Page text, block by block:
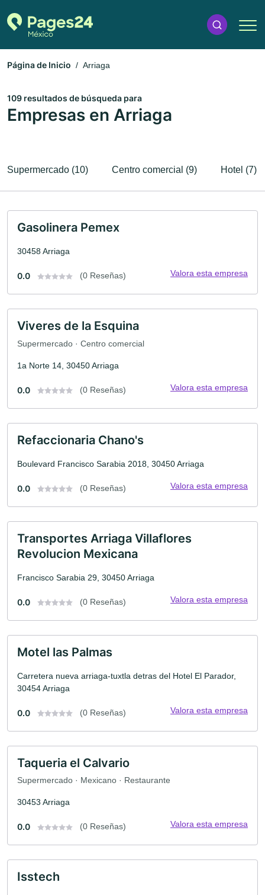
Página de Inicio Arriaga
109 resultados de búsqueda para
Empresas en Arriaga
Supermercado (10) Centro comercial (9) Hotel (7)
Gasolinera Pemex
30458 Arriaga
0.0 (0 Reseñas) Valora esta empresa
Viveres de la Esquina
Supermercado · Centro comercial
1a Norte 14, 30450 Arriaga
0.0 (0 Reseñas) Valora esta empresa
Refaccionaria Chano's
Boulevard Francisco Sarabia 2018, 30450 Arriaga
0.0 (0 Reseñas) Valora esta empresa
Transportes Arriaga Villaflores
Revolucion Mexicana
Francisco Sarabia 29, 30450 Arriaga
0.0 (0 Reseñas) Valora esta empresa
Motel las Palmas
Carretera nueva arriaga-tuxtla detras del Hotel El Parador,
30454 Arriaga
0.0 (0 Reseñas) Valora esta empresa
Taqueria el Calvario
Supermercado · Mexicano · Restaurante
30453 Arriaga
0.0 (0 Reseñas) Valora esta empresa
Isstech